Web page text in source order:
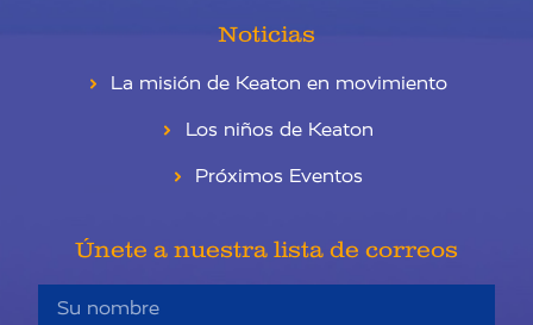
Noticias
La misión de Keaton en movimiento
Los niños de Keaton
Próximos Eventos
Únete a nuestra lista de correos